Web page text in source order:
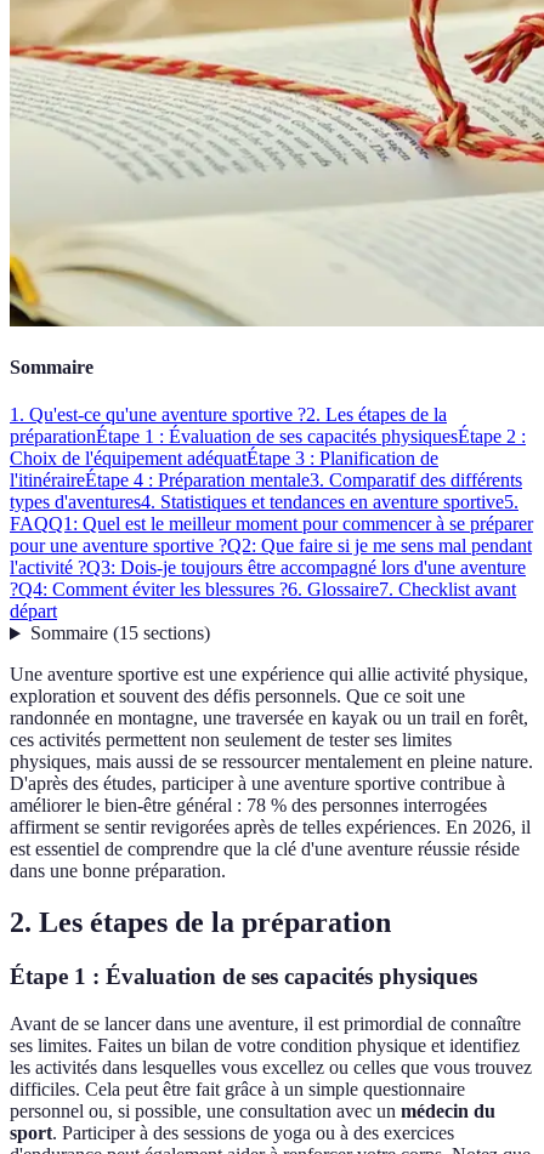
Sommaire
1. Qu'est-ce qu'une aventure sportive ?2. Les étapes de la
préparationÉtape 1 : Évaluation de ses capacités physiquesÉtape 2 :
Choix de l'équipement adéquatÉtape 3 : Planification de
l'itinéraireÉtape 4 : Préparation mentale3. Comparatif des différents
types d'aventures4. Statistiques et tendances en aventure sportive5.
FAQQ1: Quel est le meilleur moment pour commencer à se préparer
pour une aventure sportive ?Q2: Que faire si je me sens mal pendant
l'activité ?Q3: Dois-je toujours être accompagné lors d'une aventure
?Q4: Comment éviter les blessures ?6. Glossaire7. Checklist avant
départ
Sommaire(15 sections)
Une aventure sportive est une expérience qui allie activité physique,
exploration et souvent des défis personnels. Que ce soit une
randonnée en montagne, une traversée en kayak ou un trail en forêt,
ces activités permettent non seulement de tester ses limites
physiques, mais aussi de se ressourcer mentalement en pleine nature.
D'après des études, participer à une aventure sportive contribue à
améliorer le bien-être général : 78 % des personnes interrogées
affirment se sentir revigorées après de telles expériences. En 2026, il
est essentiel de comprendre que la clé d'une aventure réussie réside
dans une bonne préparation.
2. Les étapes de la préparation
Étape 1 : Évaluation de ses capacités physiques
Avant de se lancer dans une aventure, il est primordial de connaître
ses limites. Faites un bilan de votre condition physique et identifiez
les activités dans lesquelles vous excellez ou celles que vous trouvez
difficiles. Cela peut être fait grâce à un simple questionnaire
personnel ou, si possible, une consultation avec un médecin du
sport. Participer à des sessions de yoga ou à des exercices